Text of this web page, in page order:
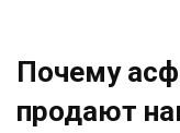
Почему
продают